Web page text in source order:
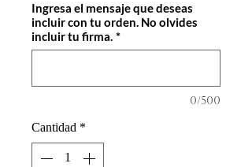
Ingresa el mensaje que deseas
incluir con tu orden. No olvides
incluir tu firma. *
0/500
Cantidad*